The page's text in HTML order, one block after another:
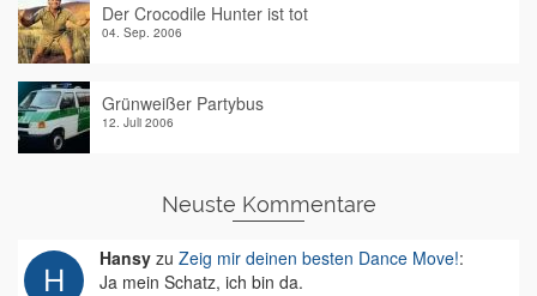
Der Crocodile Hunter ist tot
04. Sep. 2006
Grünweißer Partybus
12. Juli 2006
Neuste Kommentare
Hansy zu Zeig mir deinen besten Dance Move!:
Ja mein Schatz, ich bin da.